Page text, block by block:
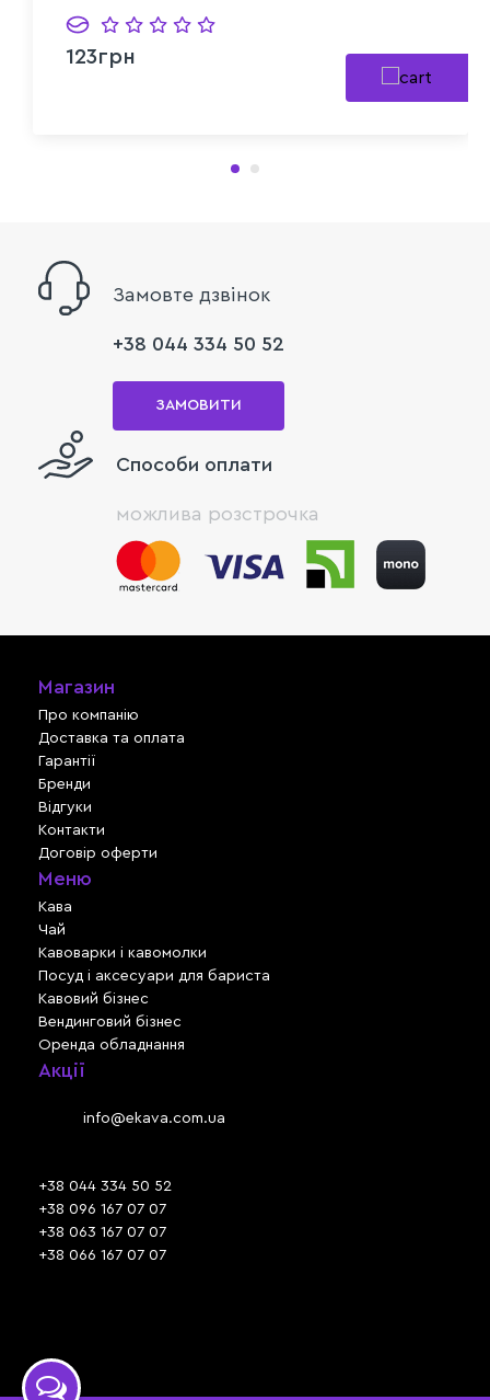
123грн
Замовте дзвінок
+38 044 334 50 52
ЗАМОВИТИ
Способи оплати
можлива розстрочка
Магазин
Про компанію
Доставка та оплата
Гарантії
Бренди
Відгуки
Контакти
Договір оферти
Меню
Кава
Чай
Кавоварки і кавомолки
Посуд і аксесуари для бариста
Кавовий бізнес
Вендинговий бізнес
Оренда обладнання
Акції
info@ekava.com.ua
+38 044 334 50 52
+38 096 167 07 07
+38 063 167 07 07
+38 066 167 07 07